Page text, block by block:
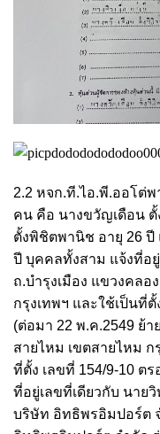
2.2 หจก.ที.ไอ.พี.ออโต่
คน คือ นางขวัญเดือน
ตั้งพิชิตพานิช อายุ 26
ปี บุคคลทั้งสาม แจ้งที่อ
ถ.บำรุงเมือง แขวงคล
กรุงเทพฯ และใช้เป็นที่
(ต่อมา 22 พ.ค.2549 ย้
สายไหม เขตสายไหม
ที่ตั้ง เลขที่ 154/9-10 ต
ที่อยู่เลขที่เดียวกับ นาย
บริษัท อิทธิพรอิมปอร์ต